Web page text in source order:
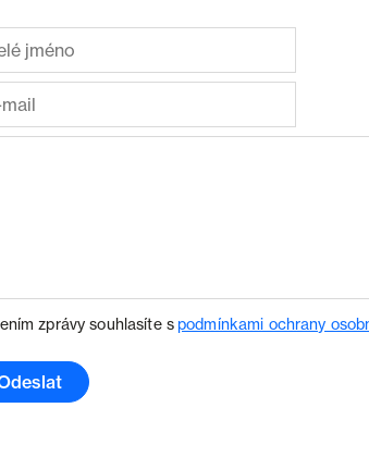
zprávy souhlasíte spodmínkami ochrany